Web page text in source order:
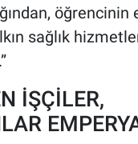
öğrencinin
sağlık
İŞÇİLER,